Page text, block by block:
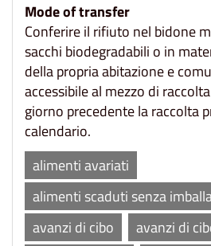
Mode of transfer
Conferire il rifiuto nel bidone
sacchi biodegradabili o in
della propria abitazione e
accessibile al mezzo di
giorno precedente la raccolta
calendario.
alimenti avariati
alimenti scaduti senza
avanzi di cibo
avanzi di